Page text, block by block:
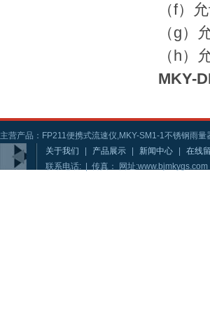
（f）
（g）
（h）
MKY-
主营产品：FP211便携式流速仪,MKY-SM1-1不锈钢雨
关于我们
产品展示 新闻中心 在线
联系电话: | 传真： 网址:www.bjmkygs.com